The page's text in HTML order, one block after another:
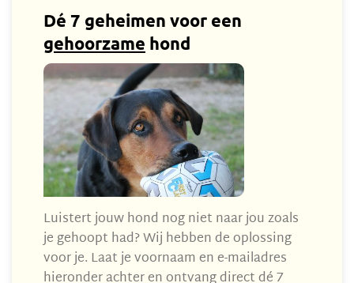
Dé 7 geheimen voor een
gehoorzame hond
Luistert jouw hond nog niet naar jou zoals
je gehoopt had? Wij hebben de oplossing
voor je. Laat je voornaam en e-mailadres